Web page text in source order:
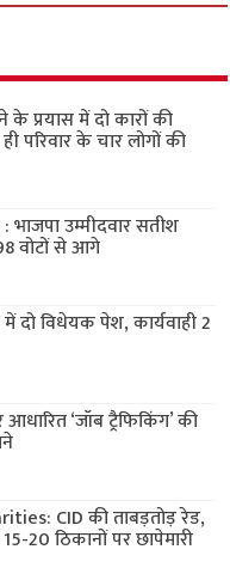
के प्रयास में दो कारों की
परिवार के चार लोगों की
उम्मीदवार सतीश
वोटों से आगे
दो विधेयक पेश, कार्यवाही 2
‘जॉब ट्रैफिकिंग’ की
CID की ताबड़तोड़ रेड,
20 ठिकानों पर छापेमारी